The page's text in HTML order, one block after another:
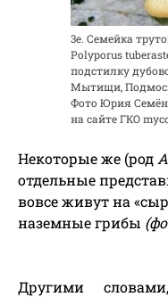
3е. Семейка
Polyporus
подстилку
Мытищи,
Фото Юрия
на сайте ГКО
Некоторые же (род
отдельные
вовсе живут на
наземные грибы
Другими